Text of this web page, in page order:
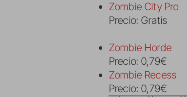
Zombie City Pro
Precio: Gratis
Zombie Horde
Precio: 0,79€
Zombie Recess
Precio: 0,79€